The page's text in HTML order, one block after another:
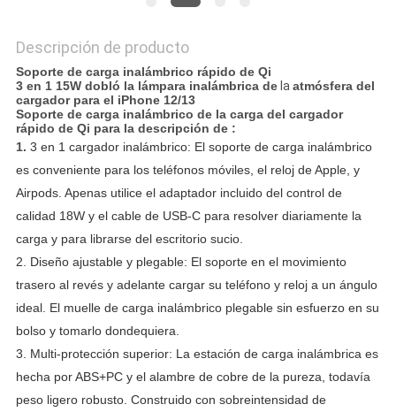
Descripción de producto
Soporte de carga inalámbrico rápido de Qi
3 en 1 15W dobló la lámpara inalámbrica delaatmósfera del
cargador para el iPhone 12/13
Soporte de carga inalámbrico de la carga del cargador
rápido de Qi para la descripción de :
1. 3 en 1 cargador inalámbrico: El soporte de carga inalámbrico
es conveniente para los teléfonos móviles, el reloj de Apple, y
Airpods. Apenas utilice el adaptador incluido del control de
calidad 18W y el cable de USB-C para resolver diariamente la
carga y para librarse del escritorio sucio.
2. Diseño ajustable y plegable: El soporte en el movimiento
trasero al revés y adelante cargar su teléfono y reloj a un ángulo
ideal. El muelle de carga inalámbrico plegable sin esfuerzo en su
bolso y tomarlo dondequiera.
3. Multi-protección superior: La estación de carga inalámbrica es
hecha por ABS+PC y el alambre de cobre de la pureza, todavía
peso ligero robusto. Construido con sobreintensidad de